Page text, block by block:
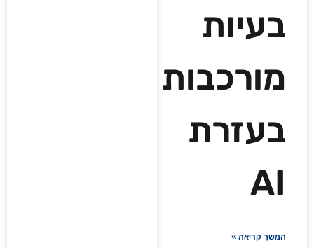
בעיות
מורכבות
בעזרת
AI
המשך קריאה »